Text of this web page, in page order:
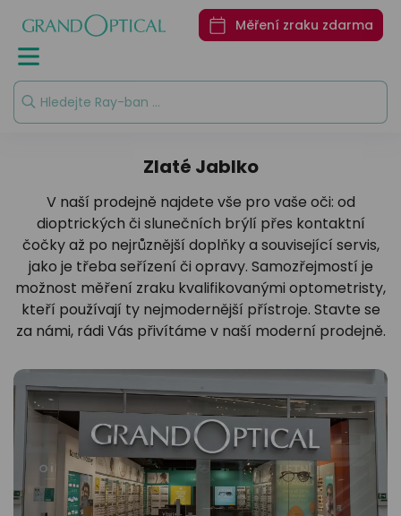
Měření zraku zdarma
brýle
brýle
čočky
zrak
online
Akční ceny
Virtuální
vyzkoušení
Kategorie
Dámské
Pánské
Dětské
Ralph
Ray-Ban
Tommy
Vogue
Více
světových
značek
DbyD
exkluzivních
Zajímavosti
o DbyD
Staň se
osobností
s Unofficial
Měření
Oční
Oční
Jak čistit
brýle
brýle
online
Akční ceny
Virtuální
vyzkoušení
Kategorie
Dámské
Pánské
Ray-Ban
Polaroid
Armani
Gucci
Prada
Vogue
Privé
Revaux
světových
značek
Seen
exkluzivních
Zajímavosti
o DbyD
Staň se
osobností
s Unofficial
Sluneční
auta
Oční nemoci
Jak fungují
naše oči
Jak na opravu
brýlí
Zlaté Jablko
V naší prodejně najdete vše pro vaše oči: od
dioptrických či slunečních brýlí přes kontaktní
čočky až po nejrůznější doplňky a související servis,
jako je třeba seřízení či opravy. Samozřejmostí je
možnost měření zraku kvalifikovanými optometristy,
kteří používají ty nejmodernější přístroje. Stavte se
za námi, rádi Vás přivítáme v naší moderní prodejně.